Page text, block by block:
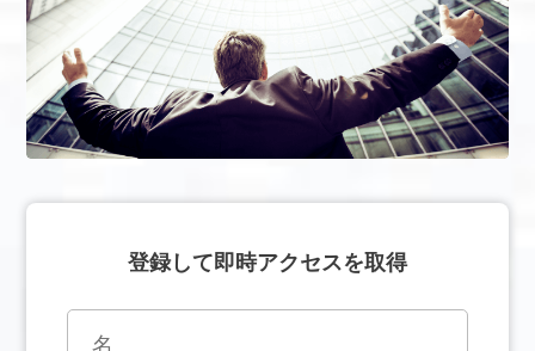
登録して即時アクセスを取得